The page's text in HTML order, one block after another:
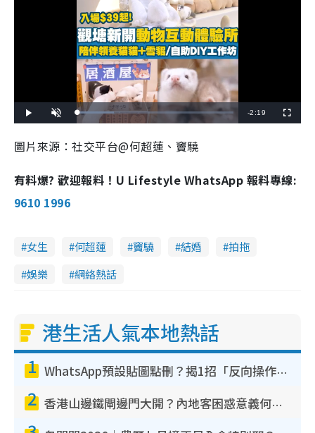
l
n
t
e
L
o
e
d
.
3
R
a
e
-2:19
u
n
圖片來源：社交平台@何超蓮、竇驍
有料爆? 歡迎報料！U Lifestyle WhatsApp 報料專線:
9610 1996
女生 何超蓮 竇驍 結婚
拍拖
娛樂
網絡熱話
港生活人氣本地熱話
1 WhatsApp預設貼圖點刪？揭1招「反向操作」還原簡潔介面 附3步實測教學
2 香港山邊鐵閘邊門大開？內地客困惑意義何在！網民神回覆：呢種叫法理性防禦